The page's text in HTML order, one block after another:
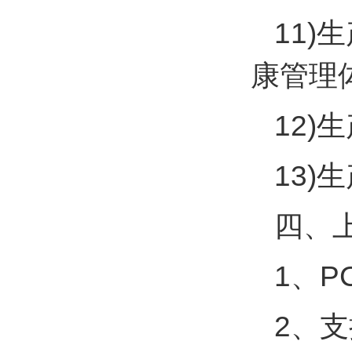
11)
康管理
12)
13)
四、
1、
2、